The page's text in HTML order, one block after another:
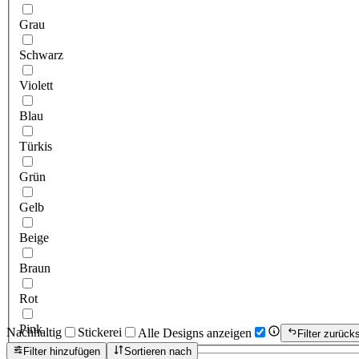
Grau
Schwarz
Violett
Blau
Türkis
Grün
Gelb
Beige
Braun
Rot
Pink
Nachhaltig Stickerei Alle Designs anzeigen
Filter
Filter hinzufügen
Sortieren nach